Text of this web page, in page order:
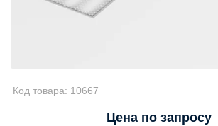
Код товара: 10667
Цена по запросу